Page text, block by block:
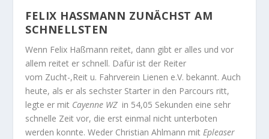
FELIX HASSMANN ZUNÄCHST AM S
CHNELLSTEN
Wenn Felix Haßmann reitet, dann gibt er alles und vor
allem reitet er schnell. Dafür ist der Reiter
vom Zucht-,Reit u. Fahrverein Lienen e.V. bekannt. Auch
heute, als er als sechster Starter in den Parcours ritt,
legte er mit Cayenne WZ in 54,05 Sekunden eine sehr
schnelle Zeit vor, die erst einmal nicht unterboten
werden konnte. Weder Christian Ahlmann mit Epleaser